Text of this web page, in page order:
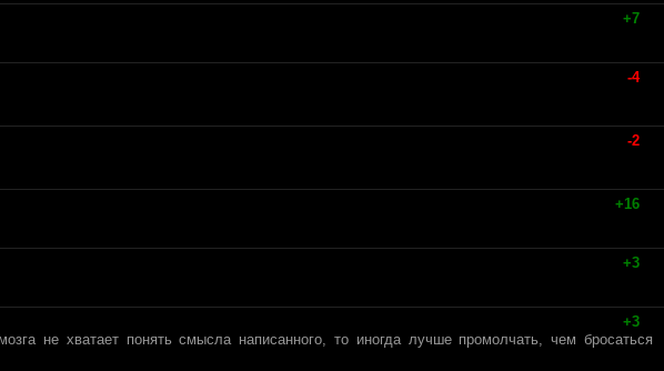
+7
-4
-2
+16
+3
+3
не хватает понять смысла написанного, то иногда лучше промолчать, чем бросаться